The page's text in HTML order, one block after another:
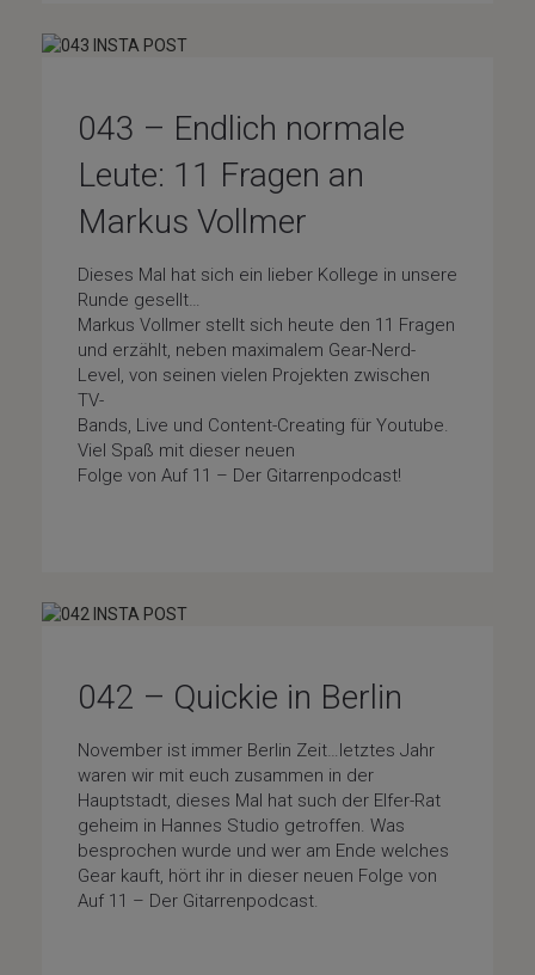
043 – Endlich normale
Leute: 11 Fragen an
Markus Vollmer
Dieses Mal hat sich ein lieber Kollege in unsere
Runde gesellt…
Markus Vollmer stellt sich heute den 11 Fragen
und erzählt, neben maximalem Gear-Nerd-
Level, von seinen vielen Projekten zwischen
TV-
Bands, Live und Content-Creating für Youtube.
Viel Spaß mit dieser neuen
Folge von Auf 11 – Der Gitarrenpodcast!
042 – Quickie in Berlin
November ist immer Berlin Zeit…letztes Jahr
waren wir mit euch zusammen in der
Hauptstadt, dieses Mal hat such der Elfer-Rat
geheim in Hannes Studio getroffen. Was
besprochen wurde und wer am Ende welches
Gear kauft, hört ihr in dieser neuen Folge von
Auf 11 – Der Gitarrenpodcast.